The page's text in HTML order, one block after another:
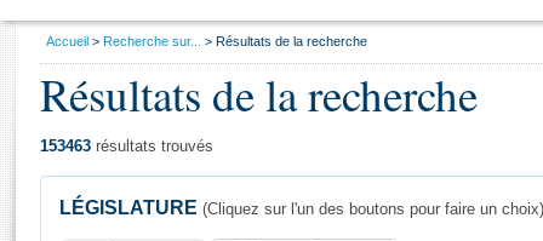
Général
Vous
Accueil Recherche sur... Résultats de la recherche
Résultats de la recherche
153463 résultats trouvés
LÉGISLATURE (Cliquez sur l'un des boutons pour faire un choix)